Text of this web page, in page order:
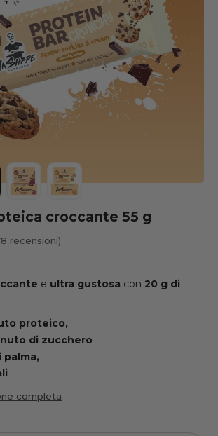
1 nella vista galleria
l'immagine 2 nella vista galleria
croccante 55 g
recensioni)
e ultra gustosa con 20 g di
proteico,
di zucchero
palma,
completa